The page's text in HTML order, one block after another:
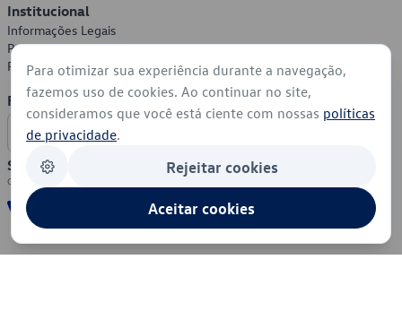
Institucional
Informações Legais
Política de Privacidade
Política de Cookies
Formas de Pagamento
Segurança
Para otimizar sua experiência durante a navegação,
fazemos uso de cookies. Ao continuar no site,
consideramos que você está ciente com nossas políticas
de privacidade.
Rejeitar cookies
Aceitar cookies